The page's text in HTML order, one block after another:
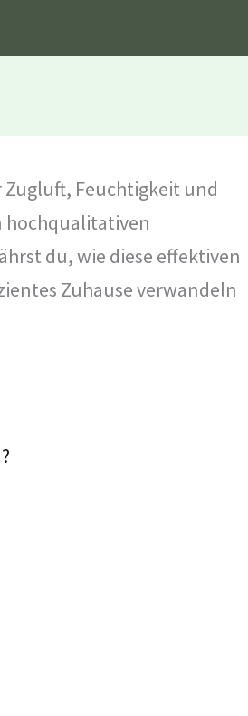
Zugluft, Feuchtigkeit und
hochqualitativen
du, wie diese effektiven
Zuhause verwandeln